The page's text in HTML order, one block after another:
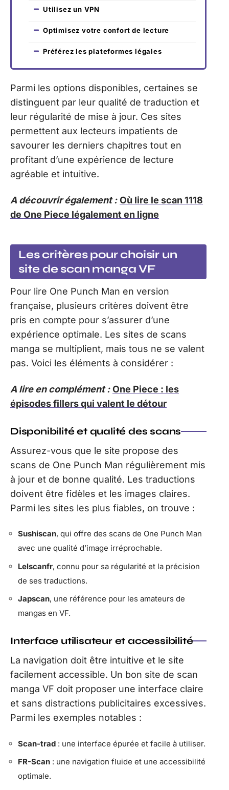
Utilisez un VPN
Optimisez votre confort de lecture
Préférez les plateformes légales
Parmi les options disponibles, certaines se
distinguent par leur qualité de traduction et
leur régularité de mise à jour. Ces sites
permettent aux lecteurs impatients de
savourer les derniers chapitres tout en
profitant d’une expérience de lecture
agréable et intuitive.
A découvrir également : Où lire le scan 1118
de One Piece légalement en ligne
Les critères pour choisir un
site de scan manga VF
Pour lire One Punch Man en version
française, plusieurs critères doivent être
pris en compte pour s’assurer d’une
expérience optimale. Les sites de scans
manga se multiplient, mais tous ne se valent
pas. Voici les éléments à considérer :
A lire en complément : One Piece : les
épisodes fillers qui valent le détour
Disponibilité et qualité des scans
Assurez-vous que le site propose des
scans de One Punch Man régulièrement mis
à jour et de bonne qualité. Les traductions
doivent être fidèles et les images claires.
Parmi les sites les plus fiables, on trouve :
Sushiscan, qui offre des scans de One Punch Man
avec une qualité d’image irréprochable.
Lelscanfr, connu pour sa régularité et la précision
de ses traductions.
Japscan, une référence pour les amateurs de
mangas en VF.
Interface utilisateur et accessibilité
La navigation doit être intuitive et le site
facilement accessible. Un bon site de scan
manga VF doit proposer une interface claire
et sans distractions publicitaires excessives.
Parmi les exemples notables :
Scan-trad : une interface épurée et facile à utiliser.
FR-Scan : une navigation fluide et une accessibilité
optimale.